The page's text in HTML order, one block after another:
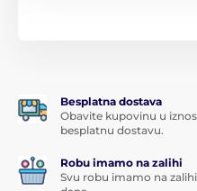
Besplatna dostava
Obavite kupovinu u
besplatnu dostavu.
Robu imamo na zalihi
Svu robu imamo na